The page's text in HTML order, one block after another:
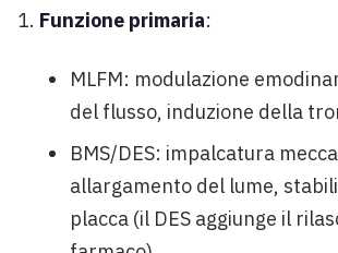
Funzione primaria:
MLFM: modulazione
del flusso, induzione della
BMS/DES: impalcatura
allargamento del lume,
placca (il DES aggiunge il